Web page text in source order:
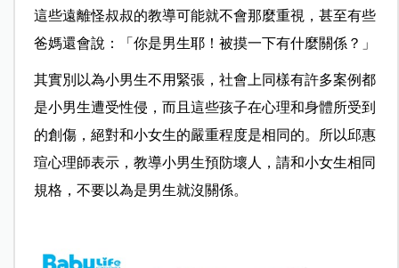
這些遠離怪叔叔的教導可能就不會那麼重視，甚至有些
爸媽還會說：「你是男生耶！被摸一下有什麼關係？」
其實別以為小男生不用緊張，社會上同樣有許多案例都
是小男生遭受性侵，而且這些孩子在心理和身體所受到
的創傷，絕對和小女生的嚴重程度是相同的。所以邱惠
瑄心理師表示，教導小男生預防壞人，請和小女生相同
規格，不要以為是男生就沒關係。